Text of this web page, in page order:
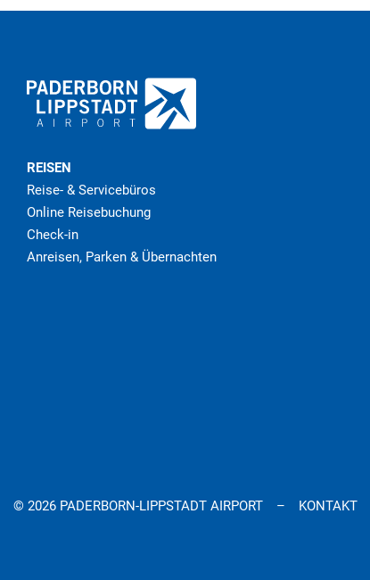
REISEN
Reise- & Servicebüros
Online Reisebuchung
Check-in
Anreisen, Parken & Übernachten
© 2026 PADERBORN-LIPPSTADT AIRPORT KONTAKT